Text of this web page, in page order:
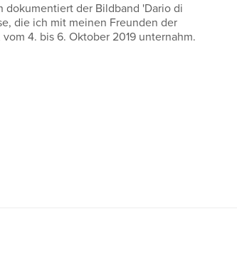
dokumentiert der Bildband 'Dario di
die ich mit meinen Freunden der
4. bis 6. Oktober 2019 unternahm.